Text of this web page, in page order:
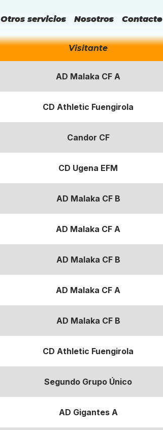
Otros servicios Nosotros Contacto
Visitante
AD Malaka CF A
CD Athletic Fuengirola
Candor CF
CD Ugena EFM
AD Malaka CF B
AD Malaka CF A
AD Malaka CF B
AD Malaka CF A
AD Malaka CF B
CD Athletic Fuengirola
Segundo Grupo Único
AD Gigantes A